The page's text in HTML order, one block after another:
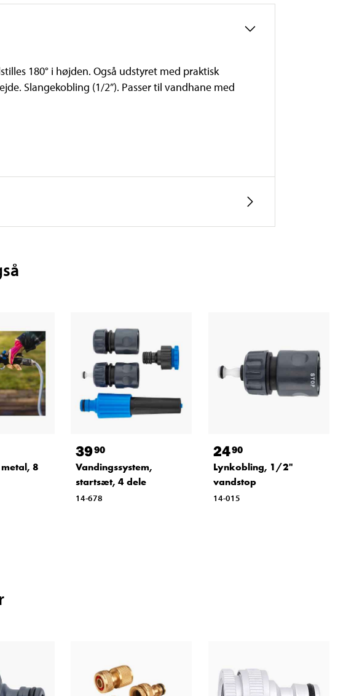
180° i højden. Også udstyret med praktisk
Slangekobling (1/2”). Passer til vandhane med
8
3990
Vandingssystem,
startsæt, 4 dele
14-678
2490
Lynkobling, 1/2"
vandstop
14-015